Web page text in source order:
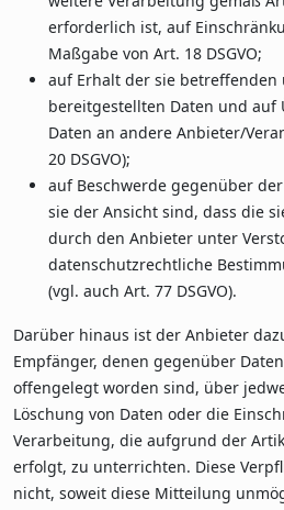
erforderlich ist, auf
Maßgabe von Art. 18 DSGVO;
auf Erhalt der sie betreffenden
bereitgestellten Daten und
Daten an andere Anbieter/
20 DSGVO);
auf Beschwerde gegenüber
sie der Ansicht sind, dass die
durch den Anbieter unter
datenschutzrechtliche
(vgl. auch Art. 77 DSGVO).
Darüber hinaus ist der Anbieter
Empfänger, denen gegenüber
offengelegt worden sind, über
Löschung von Daten oder die
Verarbeitung, die aufgrund der
erfolgt, zu unterrichten. Diese
nicht, soweit diese Mitteilung